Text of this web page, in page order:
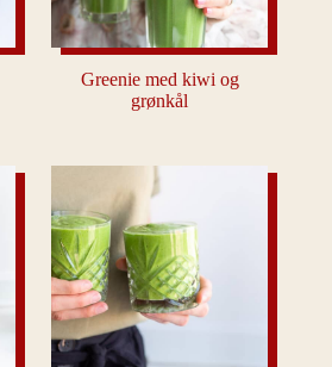
Greenie med kiwi og
grønkål